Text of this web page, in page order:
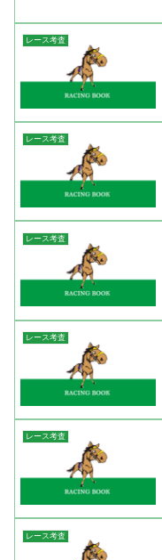
レース考査
レース考査
レース考査
レース考査
レース考査
レース考査